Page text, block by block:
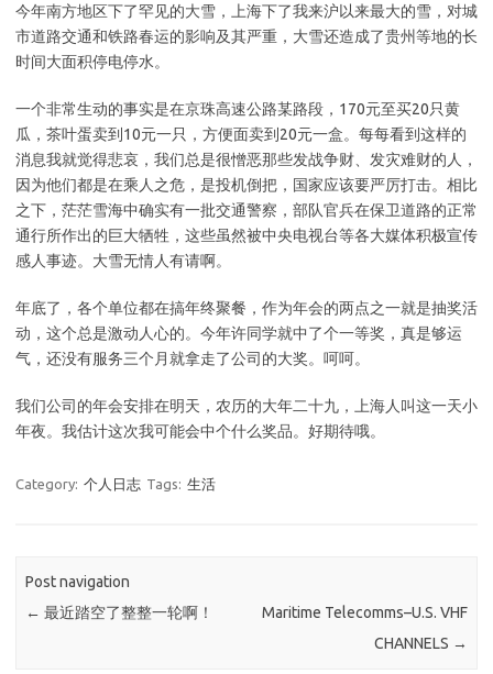
今年南方地区下了罕见的大雪，上海下了我来沪以来最大的雪，对城
市道路交通和铁路春运的影响及其严重，大雪还造成了贵州等地的长
时间大面积停电停水。
一个非常生动的事实是在京珠高速公路某路段，170元至买20只黄
瓜，茶叶蛋卖到10元一只，方便面卖到20元一盒。每每看到这样的
消息我就觉得悲哀，我们总是很憎恶那些发战争财、发灾难财的人，
因为他们都是在乘人之危，是投机倒把，国家应该要严厉打击。相比
之下，茫茫雪海中确实有一批交通警察，部队官兵在保卫道路的正常
通行所作出的巨大牺牲，这些虽然被中央电视台等各大媒体积极宣传
感人事迹。大雪无情人有请啊。
年底了，各个单位都在搞年终聚餐，作为年会的两点之一就是抽奖活
动，这个总是激动人心的。今年许同学就中了个一等奖，真是够运
气，还没有服务三个月就拿走了公司的大奖。呵呵。
我们公司的年会安排在明天，农历的大年二十九，上海人叫这一天小
年夜。我估计这次我可能会中个什么奖品。好期待哦。
Category: 个人日志 Tags: 生活
Post navigation
← 最近踏空了整整一轮啊！
Maritime Telecomms–U.S. VHF
CHANNELS →